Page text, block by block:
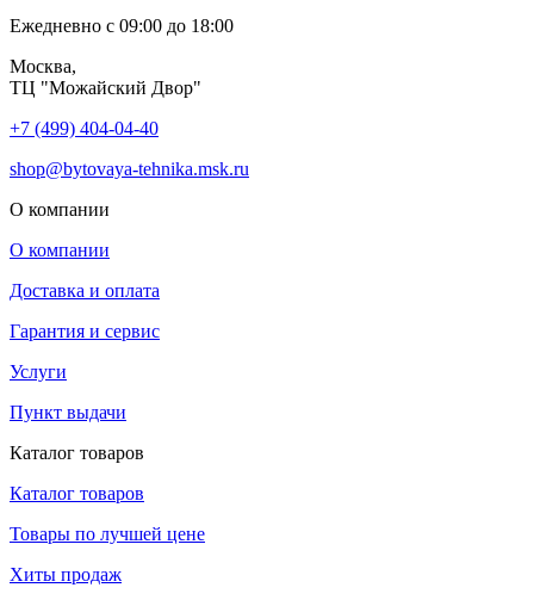
Ежедневно с 09:00 до 18:00
Москва,
ТЦ "Можайский Двор"
+7 (499) 404-04-40
shop@bytovaya-tehnika.msk.ru
О компании
О компании
Доставка и оплата
Гарантия и сервис
Услуги
Пункт выдачи
Каталог товаров
Каталог товаров
Товары по лучшей цене
Хиты продаж